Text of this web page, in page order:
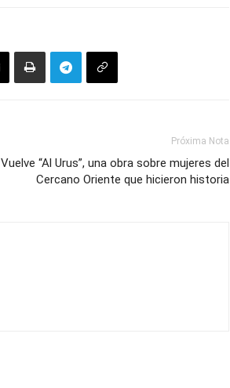
Próxima Nota
Vuelve “Al Urus”, una obra sobre mujeres del
Cercano Oriente que hicieron historia